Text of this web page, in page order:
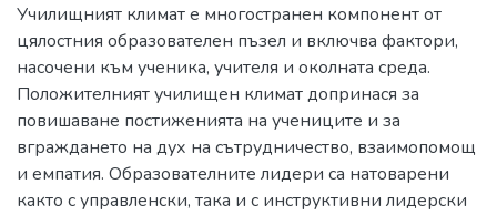
Училищният климат е многостранен компонент от
цялостния образователен пъзел и включва фактори,
насочени към ученика, учителя и околната среда.
Положителният училищен климат допринася за
повишаване постиженията на учениците и за
вграждането на дух на сътрудничество, взаимопомощ
и емпатия. Образователните лидери са натоварени
както с управленски, така и с инструктивни лидерски